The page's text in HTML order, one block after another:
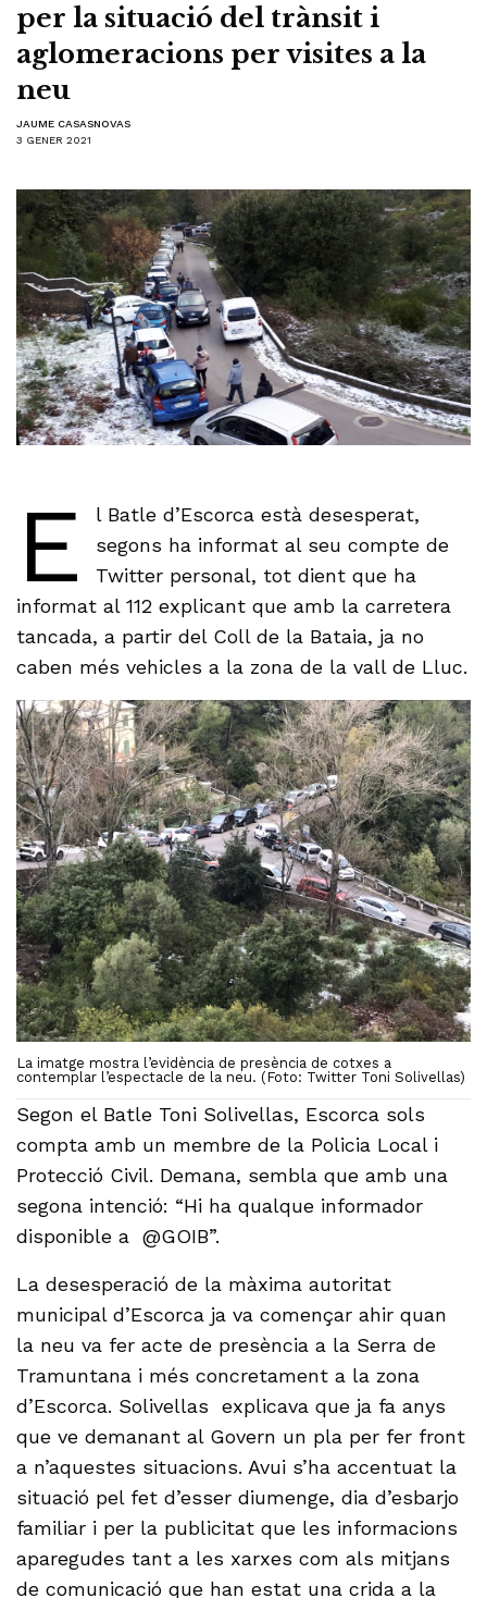
per la situació del trànsit i
aglomeracions per visites a la
neu
JAUME CASASNOVAS
3 GENER 2021
E
l Batle d’Escorca està desesperat,
segons ha informat al seu compte de
Twitter personal, tot dient que ha
informat al 112 explicant que amb la carretera
tancada, a partir del Coll de la Bataia, ja no
caben més vehicles a la zona de la vall de Lluc.
La imatge mostra l’evidència de presència de cotxes a
contemplar l’espectacle de la neu. (Foto: Twitter Toni Solivellas)
Segon el Batle Toni Solivellas, Escorca sols
compta amb un membre de la Policia Local i
Protecció Civil. Demana, sembla que amb una
segona intenció: “Hi ha qualque informador
disponible a @GOIB”.
La desesperació de la màxima autoritat
municipal d’Escorca ja va començar ahir quan
la neu va fer acte de presència a la Serra de
Tramuntana i més concretament a la zona
d’Escorca. Solivellas explicava que ja fa anys
que ve demanant al Govern un pla per fer front
a n’aquestes situacions. Avui s’ha accentuat la
situació pel fet d’esser diumenge, dia d’esbarjo
familiar i per la publicitat que les informacions
aparegudes tant a les xarxes com als mitjans
de comunicació que han estat una crida a la